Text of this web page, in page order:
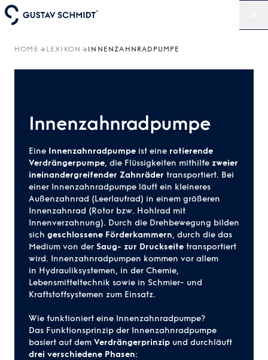
HOME LEXIKON INNENZAHNRADPUMPE
Innenzahnradpumpe
Eine Innenzahnradpumpe ist eine rotierende
Verdrängerpumpe, die Flüssigkeiten mithilfe zweier
ineinandergreifender Zahnräder transportiert. Bei
einer Innenzahnradpumpe läuft ein kleineres
Außenzahnrad (Leerlaufrad) in einem größeren
Innenzahnrad (Rotor bzw. Hohlrad mit
Innenverzahnung). Durch die Drehbewegung bilden
sich geschlossene Förderkammern, durch die das
Medium von der Saug- zur Druckseite transportiert
wird. Innenzahnradpumpen kommen vor allem
in Hydrauliksystemen, in der Chemie,
Lebensmitteltechnik sowie in Schmier- und
Kraftstoffsystemen zum Einsatz.
Wie funktioniert eine Innenzahnradpumpe?
Das Funktionsprinzip der Innenzahnradpumpe
basiert auf dem Verdrängerprinzip und durchläuft
drei verschiedene Phasen: